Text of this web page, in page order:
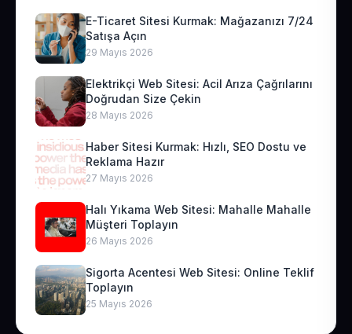
E-Ticaret Sitesi Kurmak: Mağazanızı 7/24
Satışa Açın
29 Mayıs 2026
Elektrikçi Web Sitesi: Acil Arıza Çağrılarını
Doğrudan Size Çekin
28 Mayıs 2026
Haber Sitesi Kurmak: Hızlı, SEO Dostu ve
Reklama Hazır
27 Mayıs 2026
Halı Yıkama Web Sitesi: Mahalle Mahalle
Müşteri Toplayın
26 Mayıs 2026
Sigorta Acentesi Web Sitesi: Online Teklif
Toplayın
25 Mayıs 2026